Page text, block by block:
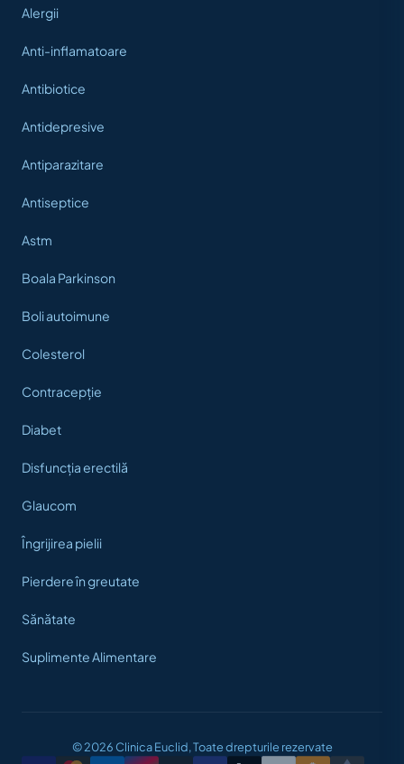
Alergii
Anti-inflamatoare
Antibiotice
Antidepresive
Antiparazitare
Antiseptice
Astm
Boala Parkinson
Boli autoimune
Colesterol
Contracepție
Diabet
Disfuncția erectilă
Glaucom
Îngrijirea pielii
Pierdere în greutate
Sănătate
Suplimente Alimentare
© 2026 Clinica Euclid, Toate drepturile rezervate